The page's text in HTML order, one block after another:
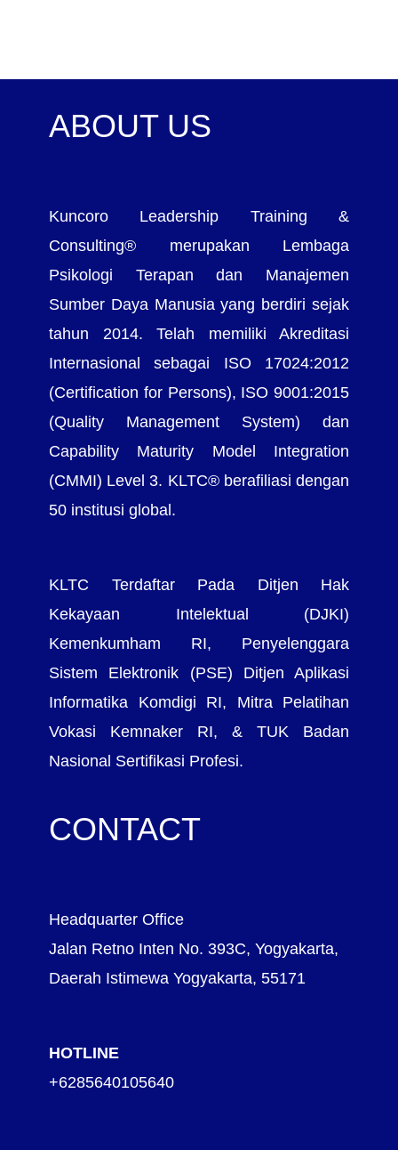
ABOUT US
Kuncoro Leadership Training &
Consulting® merupakan Lembaga
Psikologi Terapan dan Manajemen
Sumber Daya Manusia yang berdiri sejak
tahun 2014. Telah memiliki Akreditasi
Internasional sebagai ISO 17024:2012
(Certification for Persons), ISO 9001:2015
(Quality Management System) dan
Capability Maturity Model Integration
(CMMI) Level 3. KLTC® berafiliasi dengan
50 institusi global.
KLTC Terdaftar Pada Ditjen Hak
Kekayaan Intelektual (DJKI)
Kemenkumham RI, Penyelenggara
Sistem Elektronik (PSE) Ditjen Aplikasi
Informatika Komdigi RI, Mitra Pelatihan
Vokasi Kemnaker RI, & TUK Badan
Nasional Sertifikasi Profesi.
CONTACT
Headquarter Office
Jalan Retno Inten No. 393C, Yogyakarta,
Daerah Istimewa Yogyakarta, 55171
HOTLINE
+6285640105640